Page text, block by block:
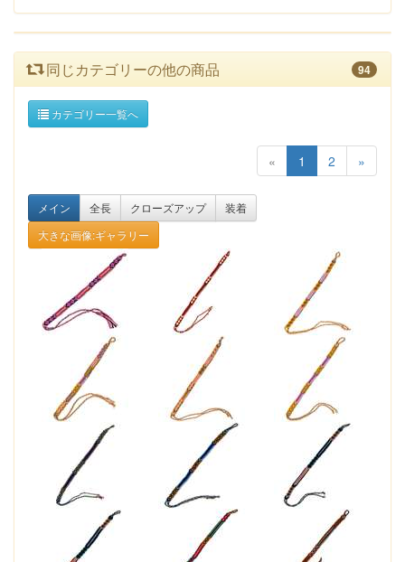
同じカテゴリーの他の商品 94
カテゴリー一覧へ
« 1 2 »
メイン 全長 クローズアップ
装着
大きな画像:ギャラリー